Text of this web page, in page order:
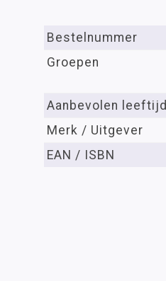
Bestelnummer
Groepen
Aanbevolen leeftijd
Merk / Uitgever
EAN / ISBN